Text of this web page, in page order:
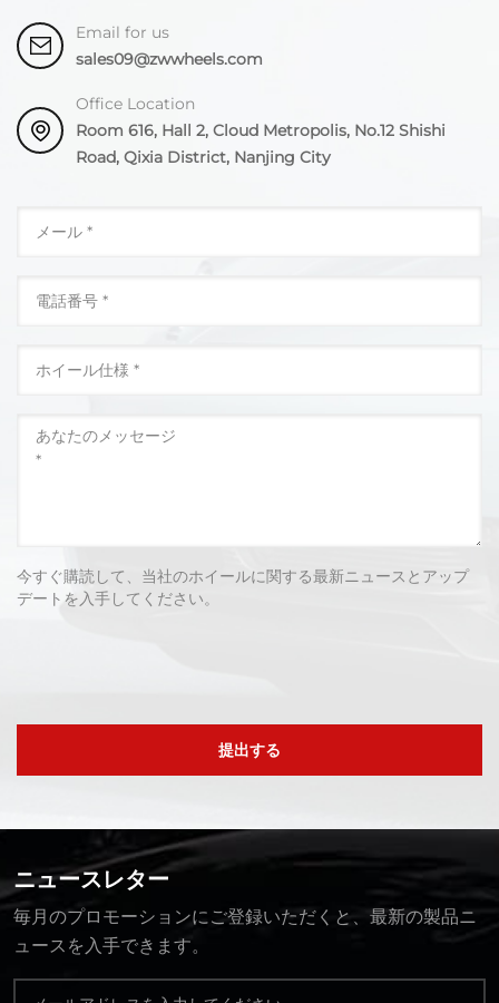
Email for us
sales09@zwwheels.com
Office Location
Room 616, Hall 2, Cloud Metropolis, No.12 Shishi
Road, Qixia District, Nanjing City
今すぐ購読して、当社のホイールに関する最新ニュースとアップ
デートを入手してください。
提出する
ニュースレター
毎月のプロモーションにご登録いただくと、最新の製品ニ
ュースを入手できます。